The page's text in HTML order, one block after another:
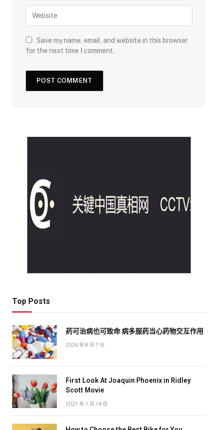
Save my name, email, and website in this browser
for the next time I comment.
Top Posts
药可治病也可致命 病多服药当心药物交互作用
2026 年 8 月 7 日
First Look At Joaquin Phoenix in Ridley
Scott Movie
2021 年 1 月 14 日